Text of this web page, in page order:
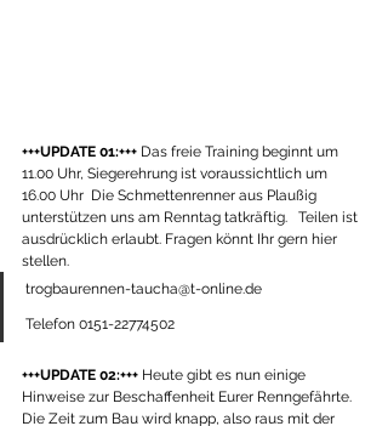
+++UPDATE 01:+++ Das freie Training beginnt um
11.00 Uhr, Siegerehrung ist voraussichtlich um
16.00 Uhr  Die Schmettenrenner aus Plaußig
unterstützen uns am Renntag tatkräftig.   Teilen ist
ausdrücklich erlaubt. Fragen könnt Ihr gern hier
stellen.
trogbaurennen-taucha@t-online.de
Telefon 0151-22774502
+++UPDATE 02:+++ Heute gibt es nun einige
Hinweise zur Beschaffenheit Eurer Renngefährte.
Die Zeit zum Bau wird knapp, also raus mit der